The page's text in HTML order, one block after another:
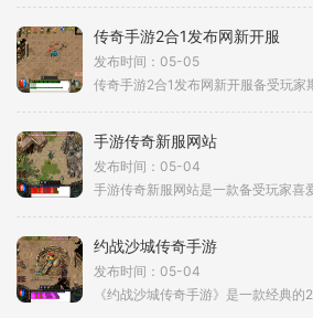
传奇手游2合1发布网新开服
发布时间：05-05
手游传奇新服网站
发布时间：05-04
约战沙城传奇手游
发布时间：05-04